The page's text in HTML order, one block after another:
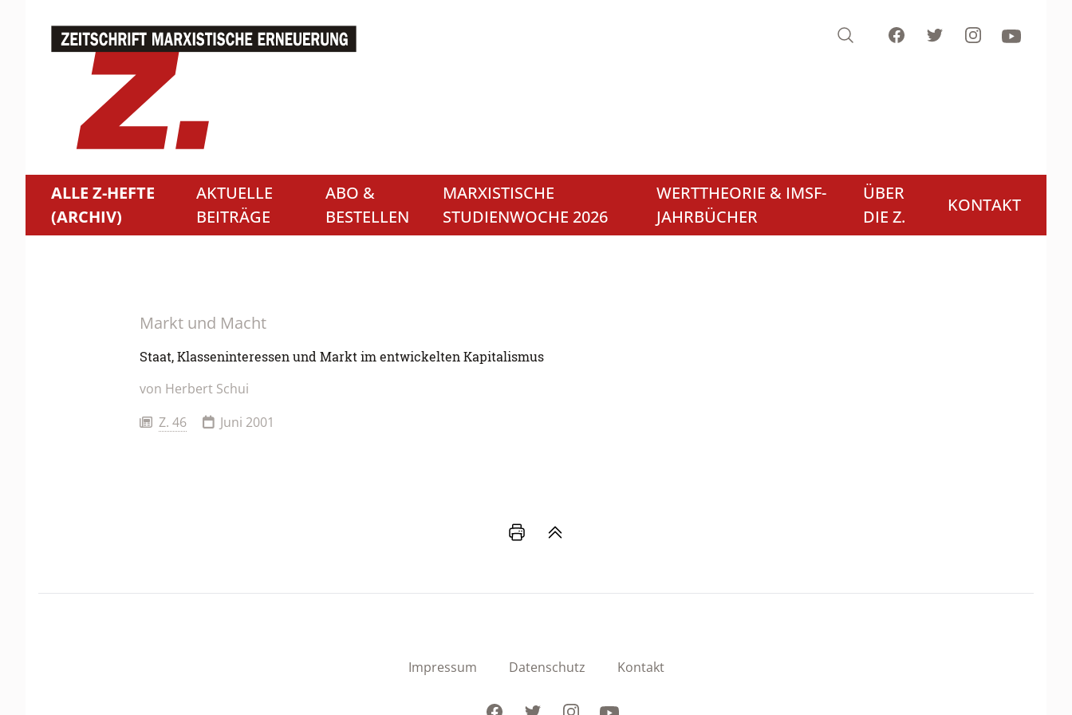
Search FacebookTwitterInstagramYoutube
ALLE Z-HEFTE
(ARCHIV)
AKTUELLE
BEITRÄGE
ABO &
BESTELLEN
MARXISTISCHE
STUDIENWOCHE 2026
WERTTHEORIE & IMSF-
JAHRBÜCHER
ÜBER
DIE Z.
KONTAKT
Markt und Macht
Staat, Klasseninteressen und Markt im entwickelten Kapitalismus
von Herbert Schui
Z. 46
Juni 2001
Impressum Datenschutz Kontakt
FacebookTwitterInstagramYoutube